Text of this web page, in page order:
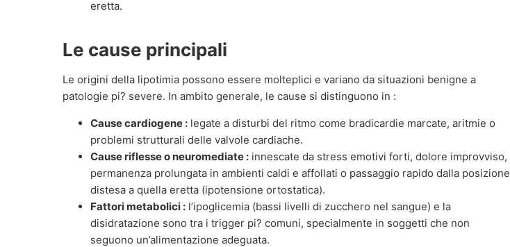
eretta.
Le cause principali
Le origini della lipotimia possono essere molteplici e variano da situazioni benigne a
patologie pi? severe. In ambito generale, le cause si distinguono in :
Cause cardiogene : legate a disturbi del ritmo come bradicardie marcate, aritmie o
problemi strutturali delle valvole cardiache.
Cause riflesse o neuromediate : innescate da stress emotivi forti, dolore improvviso,
permanenza prolungata in ambienti caldi e affollati o passaggio rapido dalla posizione
distesa a quella eretta (ipotensione ortostatica).
Fattori metabolici : l’ipoglicemia (bassi livelli di zucchero nel sangue) e la
disidratazione sono tra i trigger pi? comuni, specialmente in soggetti che non
seguono un’alimentazione adeguata.